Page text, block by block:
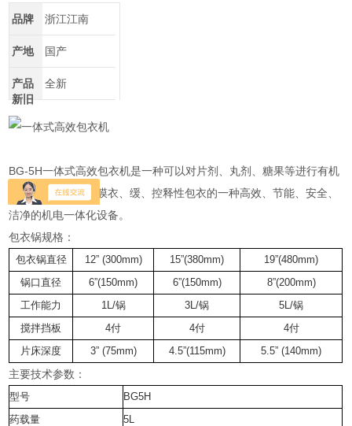
品牌 浙江江南
产地 国产
产品
新旧
全新
BG-5H一体式高效包衣机是一种可以对片剂、丸剂、糖果等进行有机
薄膜包衣、水溶薄膜衣、缓、控释性包衣的一种高效、节能、安全、
洁净的机电一体化设备。
包衣锅规格：
包衣锅直径 12” (300mm) 15”(380mm)
19”(480mm)
锅口直径
6”(150mm) 6”(150mm)
8”(200mm)
工作能力
1L/锅 3L/锅
5L/锅
搅拌挡板
4付 4付
4付
片床深度
3” (75mm) 4.5”(115mm) 5.5” (140mm)
主要技术参数：
型号
BG5H
药载量
5L